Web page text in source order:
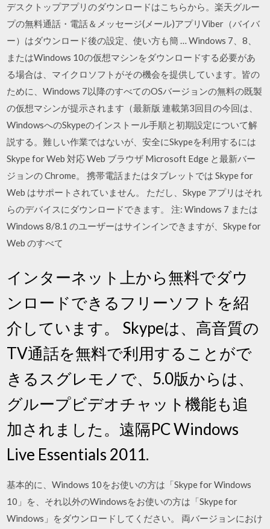
デスクトップアプリのダウンロードはこちらから。楽天グルー
プの無料通話・電話＆メッセージ(メール)アプリViber（バイバ
ー）はダウンロード後の設定、使い方も簡 … Windows 7、8、
またはWindows 10の仮想マシンをダウンロードする必要があ
る場合は、マイクロソフトがその機会を提供しています。皆の
ために、Windows 7以降のすべてのOSバージョンの無料の既製
の仮想マシンが提示されます（最新版 連載第3回目の今回は、
WindowsへのSkypeのインストール手順と初期設定について解
説する。難しい作業ではないが、安全にSkypeを利用するには
Skype for Web 対応 Web ブラウザ Microsoft Edge と最新バー
ジョンの Chrome。 携帯電話またはタブレットでは Skype for
Web はサポートされていません。 ただし、Skype アプリはそれ
らのデバイスにダウンロードできます。 注: Windows 7 または
Windows 8/8.1 のユーザーはサインインできますが、Skype for
Web のすべて
インターネット上から無料でダウ
ンロードできるフリーソフトを紹
介しています。 Skypeは、高音質の
TV通話を無料で利用することがで
きるスグレモノで、5.0版からは、
グループビデオチャット機能も追
加されました。遠隔PC Windows
Live Essentials 2011.
基本的に、Windows 10をお使いの方は「Skype for Windows
10」を、それ以外のWindowsをお使いの方は「Skype for
Windows」をダウンロードしてください。 両バージョンにおけ